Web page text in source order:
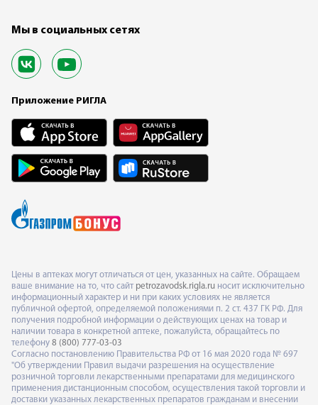
Мы в социальных сетях
Приложение РИГЛА
Цены в аптеках могут отличаться от цен, указанных на сайте. Обращаем
ваше внимание на то, что сайт petrozavodsk.rigla.ru носит исключительно
информационный характер и ни при каких условиях не является
публичной офертой, определяемой положениями п. 2 ст. 437 ГК РФ. Для
получения подробной информации о действующих ценах на товар и
наличии товара в конкретной аптеке, пожалуйста, обращайтесь по
телефону 8 (800) 777-03-03
Согласно постановлению Правительства РФ от 16 мая 2020 года № 697
"Об утверждении Правил выдачи разрешения на осуществление
розничной торговли лекарственными препаратами для медицинского
применения дистанционным способом, осуществления такой торговли и
доставки указанных лекарственных препаратов гражданам и внесении